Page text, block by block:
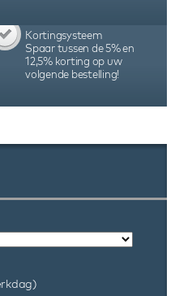
Kortingsysteem
Spaar tussen de 5% en
12,5% korting op uw
volgende bestelling!